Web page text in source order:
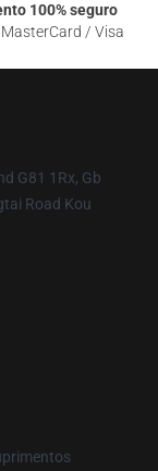
100% seguro
/ Visa
G81 1Rx, Gb
Road Kou